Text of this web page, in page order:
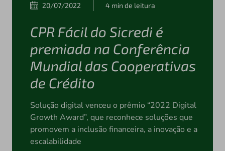
20/07/2022 4 min de leitura
CPR Fácil do Sicredi é
premiada na Conferência
Mundial das Cooperativas
de Crédito
Solução digital venceu o prêmio “2022 Digital
Growth Award”, que reconhece soluções que
promovem a inclusão financeira, a inovação e a
escalabilidade